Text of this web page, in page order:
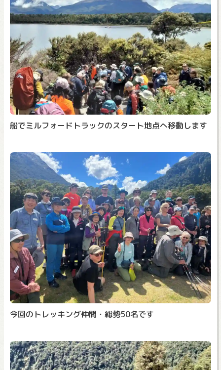
船でミルフォードトラックのスタート地点へ移動します
今回のトレッキング仲間・総勢50名です